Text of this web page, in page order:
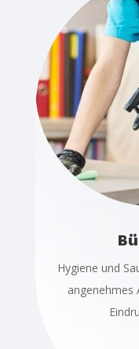
Hygiene und
angenehmes